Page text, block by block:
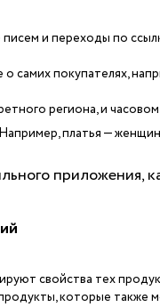
и переходы по
самих покупателях,
региона, и
платья —
приложения,
свойства тех
которые также